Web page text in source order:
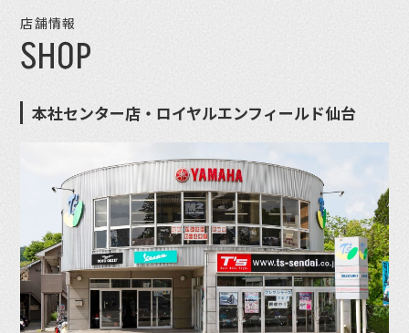
店舗情報
SHOP
本社センター店・ロイヤルエンフィールド仙台